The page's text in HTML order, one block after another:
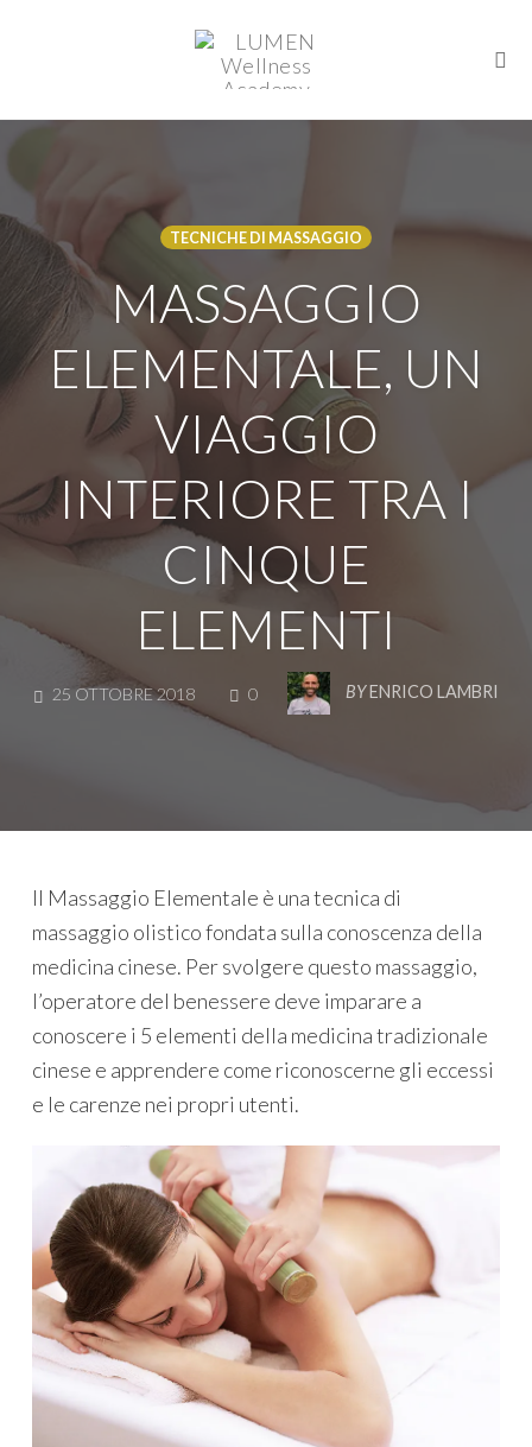
Skip
TECNICHE DI MASSAGGIO
MASSAGGIO
ELEMENTALE, UN
VIAGGIO
INTERIORE TRA I
CINQUE
ELEMENTI
25 OTTOBRE 2018 0COMMENTSBYENRICO LAMBRI
Il Massaggio Elementale è una tecnica di
massaggio olistico fondata sulla conoscenza della
medicina cinese. Per svolgere questo massaggio,
l’operatore del benessere deve imparare a
conoscere i 5 elementi della medicina tradizionale
cinese e apprendere come riconoscerne gli eccessi
e le carenze nei propri utenti.